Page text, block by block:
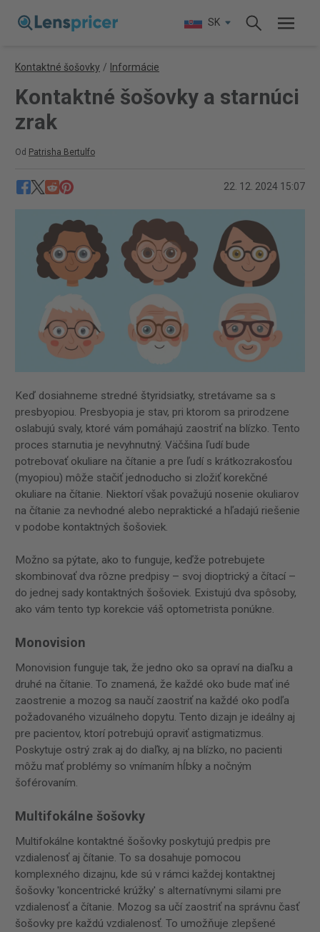
SK
Kontaktné šošovky / Informácie
Kontaktné šošovky a starnúci
zrak
Od Patrisha Bertulfo
22. 12. 2024 15:07
Keď dosiahneme stredné štyridsiatky, stretávame sa s
presbyopiou. Presbyopia je stav, pri ktorom sa prirodzene
oslabujú svaly, ktoré vám pomáhajú zaostriť na blízko. Tento
proces starnutia je nevyhnutný. Väčšina ľudí bude
potrebovať okuliare na čítanie a pre ľudí s krátkozrakosťou
(myopiou) môže stačiť jednoducho si zložiť korekčné
okuliare na čítanie. Niektorí však považujú nosenie okuliarov
na čítanie za nevhodné alebo nepraktické a hľadajú riešenie
v podobe kontaktných šošoviek.
Možno sa pýtate, ako to funguje, keďže potrebujete
skombinovať dva rôzne predpisy – svoj dioptrický a čítací –
do jednej sady kontaktných šošoviek. Existujú dva spôsoby,
ako vám tento typ korekcie váš optometrista ponúkne.
Monovision
Monovision funguje tak, že jedno oko sa opraví na diaľku a
druhé na čítanie. To znamená, že každé oko bude mať iné
zaostrenie a mozog sa naučí zaostriť na každé oko podľa
požadovaného vizuálneho dopytu. Tento dizajn je ideálny aj
pre pacientov, ktorí potrebujú opraviť astigmatizmus.
Poskytuje ostrý zrak aj do diaľky, aj na blízko, no pacienti
môžu mať problémy so vnímaním hĺbky a nočným
šoférovaním.
Multifokálne šošovky
Multifokálne kontaktné šošovky poskytujú predpis pre
vzdialenosť aj čítanie. To sa dosahuje pomocou
komplexného dizajnu, kde sú v rámci každej kontaktnej
šošovky 'koncentrické krúžky' s alternatívnymi silami pre
vzdialenosť a čítanie. Mozog sa učí zaostriť na správnu časť
šošovky pre každú vzdialenosť. To umožňuje zlepšené